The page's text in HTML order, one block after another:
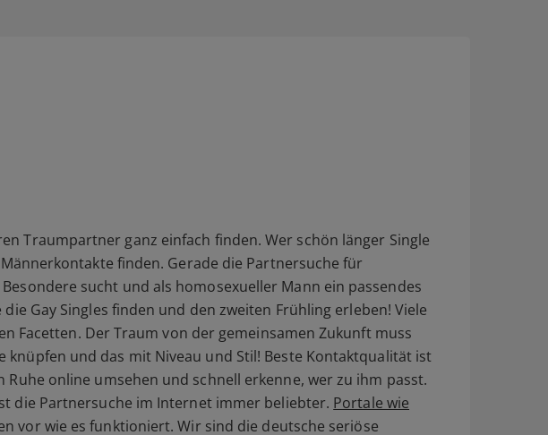
Traumpartner ganz einfach finden. Wer schön länger Single
finden. Gerade die Partnersuche für
sucht und als homosexueller Mann ein passendes
Gay Singles finden und den zweiten Frühling erleben! Viele
Facetten. Der Traum von der gemeinsamen Zukunft muss
und das mit Niveau und Stil! Beste Kontaktqualität ist
online umsehen und schnell erkenne, wer zu ihm passt.
die Partnersuche im Internet immer beliebter. Portale wie
vor wie es funktioniert. Wir sind die deutsche seriöse